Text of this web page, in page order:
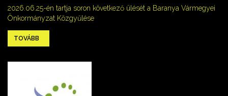
2026.06.25-én tartja soron következő ülését a Baranya Vármegyei
Önkormányzat Közgyűlése
TOVÁBB